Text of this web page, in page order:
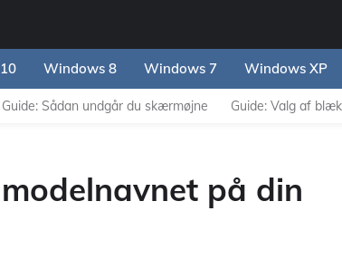
Windows 8 Windows 7 Windows XP
Guide: Sådan undgår du skærmøjne Guide: Valg af
på din